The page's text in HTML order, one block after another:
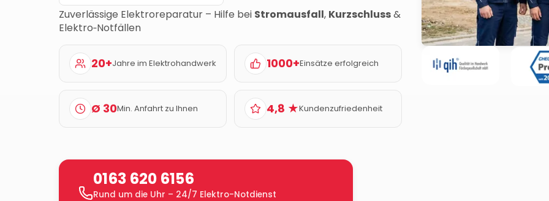
Zuverlässige Elektroreparatur – Hilfe bei Stromausfall, Kurzschluss&
Elektro‑Notfällen
20+Jahre im Elektrohandwerk 1000+Einsätze erfolgreich
Ø 30Min. Anfahrt zu Ihnen 4,8 ★Kundenzufriedenheit
0163 620 6156
Rund um die Uhr – 24/7 Elektro-Notdienst